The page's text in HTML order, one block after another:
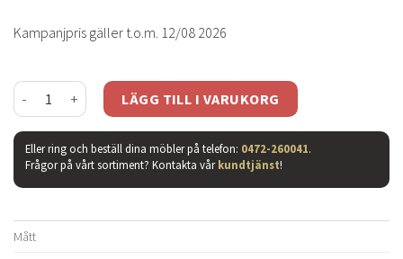
Kampanjpris gäller t.o.m. 12/08 2026
SM65 karmstol läder svart mängd
LÄGG TILL I VARUKORG
Eller ring och beställ dina möbler på telefon: 0472-260041.
Frågor på vårt sortiment? Kontakta vårkundtjänst!
Mått